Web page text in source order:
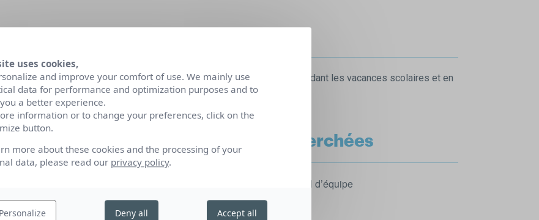
Recherche femme de chambre disponible le Week-end pendant les vacances scolaires et en
période saison estivale.
Compétences et qualités recherchées
Rigueur, rapidité, ponctualité, autonomie, discrétion. Travail d’équipe
uses cookies,
and improve your comfort of use. We mainly use
data for performance and optimization purposes and to
a better experience.
information or to change your preferences, click on the
button.
more about these cookies and the processing of your
data, please read our privacy policy.
Personalize Deny all Accept all